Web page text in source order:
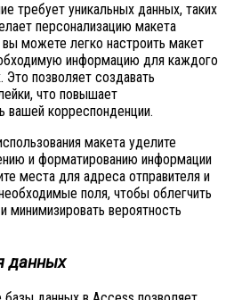
требует уникальных данных, таких
персонализацию макета
можете легко настроить макет
информацию для каждого
позволяет создавать
что повышает
вашей корреспонденции.
макета уделите
и форматированию информации
места для адреса отправителя и
поля, чтобы облегчить
минимизировать вероятность
данных